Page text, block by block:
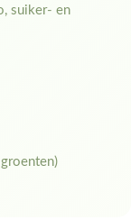
suiker- en